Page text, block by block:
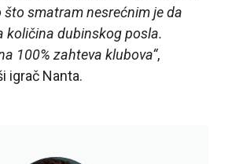
što smatram nesrećnim je da
količina dubinskog posla.
100% zahteva klubova“,
igrač Nanta.